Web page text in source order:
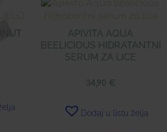
APIVITA AQUA
BEELICIOUS HIDRATANTNI
SERUM ZA LICE
34,90 €
Dodaj u listu želja